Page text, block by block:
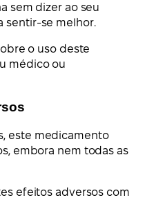
sem dizer ao seu
sentir-se melhor.
o uso deste
médico ou
este medicamento
embora nem todas as
efeitos adversos com